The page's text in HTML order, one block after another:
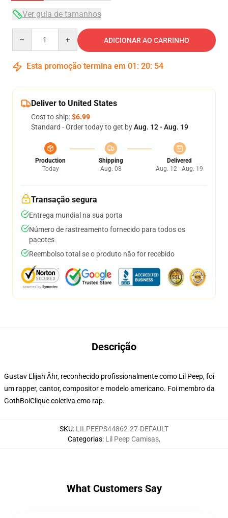
Ver guia de tamanhos
ADICIONAR AO CARRINHO
Esta promoção termina em 01 : 20: 54
Deliver to United States
Cost to ship:$6.99
Standard - Order today to get byAug. 12 - Aug. 19
Production
Today
Shipping
Aug. 08
Delivered
Aug. 12 - Aug. 19
Transação segura
Entrega mundial na sua porta
Número de rastreamento fornecido para todos os
pacotes
Reembolso total se o produto não for recebido
Descrição
Gustav Elijah Åhr, reconhecido profissionalmente como Lil Peep, foi
um rapper, cantor, compositor e modelo americano. Foi membro da
GothBoiClique coletiva emo rap.
SKU: LILPEEPS44862-27-DEFAULT
Categorias: Lil Peep Camisas,
What Customers Say